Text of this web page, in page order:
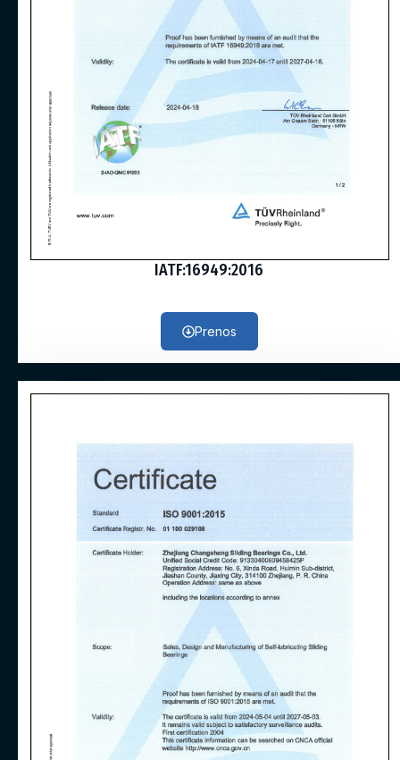
IATF:16949:2016
Prenos